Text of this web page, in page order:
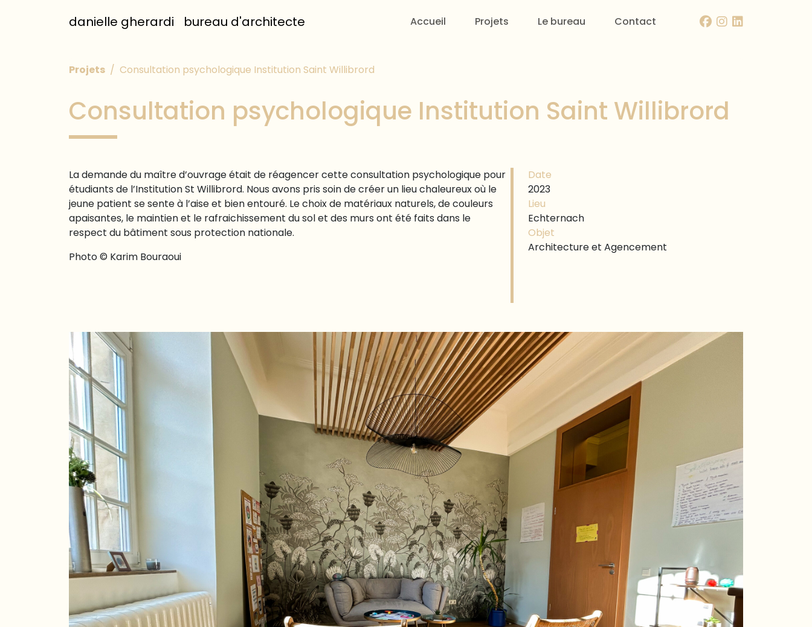
danielle gherardi bureau d'architecte Accueil Projets Le bureau Contact
Projets Consultation psychologique Institution Saint Willibrord
Consultation psychologique Institution Saint Willibrord
La demande du maître d’ouvrage était de réagencer cette consultation psychologique pour
étudiants de l’Institution St Willibrord. Nous avons pris soin de créer un lieu chaleureux où le
jeune patient se sente à l’aise et bien entouré. Le choix de matériaux naturels, de couleurs
apaisantes, le maintien et le rafraichissement du sol et des murs ont été faits dans le
respect du bâtiment sous protection nationale.
Photo © Karim Bouraoui
Date
2023
Lieu
Echternach
Objet
Architecture et Agencement